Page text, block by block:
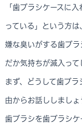
「歯ブラシケースに
っている」という方は
嫌な臭いがする歯ブ
だか気持ちが滅入って
まず、どうして歯ブ
由からお話ししましょ
歯ブラシを歯ブラシ